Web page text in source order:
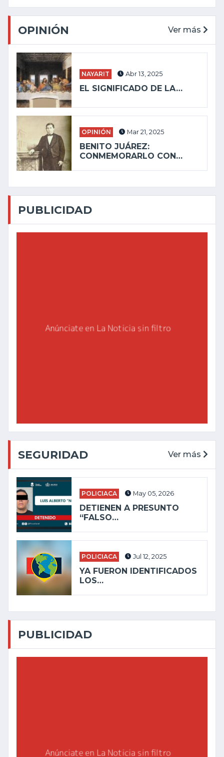
OPINIÓN Ver más
NAYARIT Abr 13, 2025
EL SIGNIFICADO DE LA…
OPINIÓN Mar 21, 2025
BENITO JUÁREZ:
CONMEMORARLO CON…
PUBLICIDAD
SEGURIDAD Ver más
POLICIACA May 05, 2026
DETIENEN A PRESUNTO
“FALSO…
POLICIACA Jul 12, 2025
YA FUERON IDENTIFICADOS
LOS…
PUBLICIDAD